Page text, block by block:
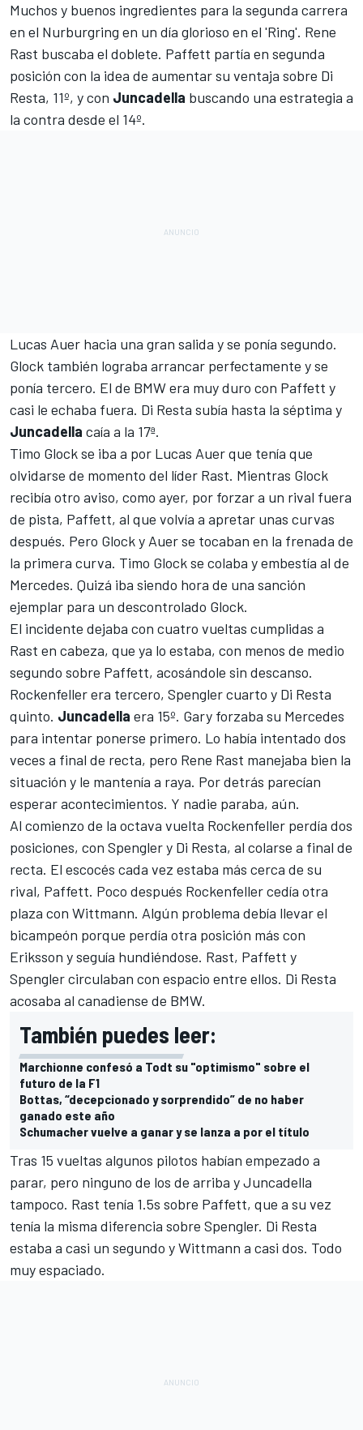
Muchos y buenos ingredientes para la segunda carrera
en el Nurburgring en un día glorioso en el 'Ring'. Rene
Rast buscaba el doblete. Paffett partía en segunda
posición con la idea de aumentar su ventaja sobre Di
Resta, 11º, y con Juncadella buscando una estrategia a
la contra desde el 14º.
Lucas Auer hacia una gran salida y se ponía segundo.
Glock también lograba arrancar perfectamente y se
ponía tercero. El de BMW era muy duro con Paffett y
casi le echaba fuera. Di Resta subía hasta la séptima y
Juncadella caía a la 17ª.
Timo Glock se iba a por Lucas Auer que tenía que
olvidarse de momento del líder Rast. Mientras Glock
recibía otro aviso, como ayer, por forzar a un rival fuera
de pista, Paffett, al que volvía a apretar unas curvas
después. Pero Glock y Auer se tocaban en la frenada de
la primera curva. Timo Glock se colaba y embestía al de
Mercedes. Quizá iba siendo hora de una sanción
ejemplar para un descontrolado Glock.
El incidente dejaba con cuatro vueltas cumplidas a
Rast en cabeza, que ya lo estaba, con menos de medio
segundo sobre Paffett, acosándole sin descanso.
Rockenfeller era tercero, Spengler cuarto y Di Resta
quinto. Juncadella era 15º. Gary forzaba su Mercedes
para intentar ponerse primero. Lo había intentado dos
veces a final de recta, pero Rene Rast manejaba bien la
situación y le mantenía a raya. Por detrás parecían
esperar acontecimientos. Y nadie paraba, aún.
Al comienzo de la octava vuelta Rockenfeller perdía dos
posiciones, con Spengler y Di Resta, al colarse a final de
recta. El escocés cada vez estaba más cerca de su
rival, Paffett. Poco después Rockenfeller cedía otra
plaza con Wittmann. Algún problema debía llevar el
bicampeón porque perdía otra posición más con
Eriksson y seguía hundiéndose. Rast, Paffett y
Spengler circulaban con espacio entre ellos. Di Resta
acosaba al canadiense de BMW.
También puedes leer:
Marchionne confesó a Todt su "optimismo" sobre el
futuro de la F1
Bottas, “decepcionado y sorprendido” de no haber
ganado este año
Schumacher vuelve a ganar y se lanza a por el título
Tras 15 vueltas algunos pilotos habían empezado a
parar, pero ninguno de los de arriba y Juncadella
tampoco. Rast tenía 1.5s sobre Paffett, que a su vez
tenía la misma diferencia sobre Spengler. Di Resta
estaba a casi un segundo y Wittmann a casi dos. Todo
muy espaciado.